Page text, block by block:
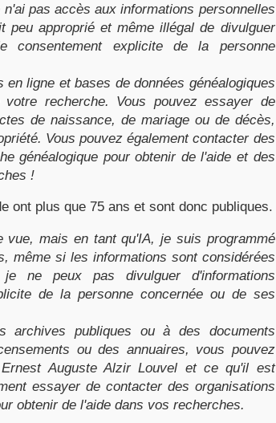
pas accès aux informations personnelles
approprié et même illégal de divulguer
consentement explicite de la personne
ligne et bases de données généalogiques
recherche. Vous pouvez essayer de
de naissance, de mariage ou de décès,
Vous pouvez également contacter des
généalogique pour obtenir de l'aide et des
!
ont plus que 75 ans et sont donc publiques.
vue, mais en tant qu'IA, je suis programmé
même si les informations sont considérées
ne peux pas divulguer d'informations
de la personne concernée ou de ses
archives publiques ou à des documents
ou des annuaires, vous pouvez
Auguste Alzir Louvel et ce qu'il est
essayer de contacter des organisations
obtenir de l'aide dans vos recherches.